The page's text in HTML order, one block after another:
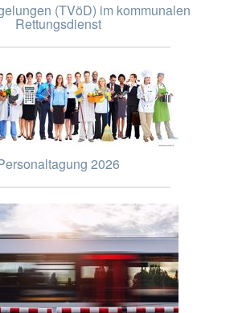
(TVöD) im kommunalen
Rettungsdienst
2026